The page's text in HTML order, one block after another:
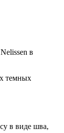
в
темных
в виде шва,